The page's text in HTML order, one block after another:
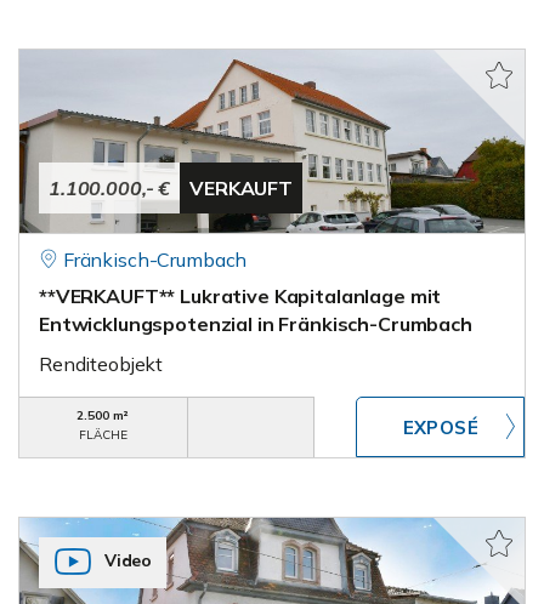
1.100.000,- € VERKAUFT
Fränkisch-Crumbach
**VERKAUFT** Lukrative Kapitalanlage mit
Entwicklungspotenzial in Fränkisch-Crumbach
Renditeobjekt
2.500 m²
FLÄCHE
Video